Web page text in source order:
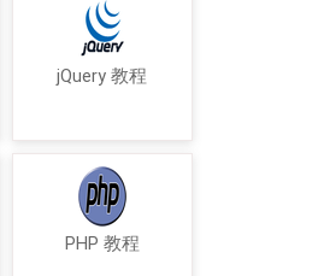
jQuery 教程
PHP 教程